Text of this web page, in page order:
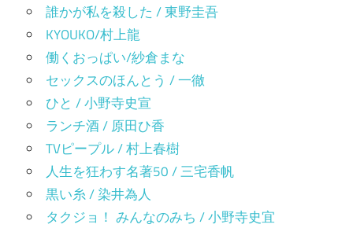
誰かが私を殺した / 東野圭吾
KYOUKO/村上龍
働くおっぱい/紗倉まな
セックスのほんとう / 一徹
ひと / 小野寺史宣
ランチ酒 / 原田ひ香
TVピープル / 村上春樹
人生を狂わす名著50 / 三宅香帆
黒い糸 / 染井為人
タクジョ！ みんなのみち / 小野寺史宜